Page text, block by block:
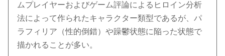
ムプレイヤーおよびゲーム評論によるヒロイン分析
法によって作られたキャラクター類型であるが、パ
ラフィリア（性的倒錯）や躁鬱状態に陥った状態で
描かれることが多い。